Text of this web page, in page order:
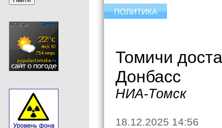
Томичи
Донбасс
НИА-Томск
18.12.2025 14:56